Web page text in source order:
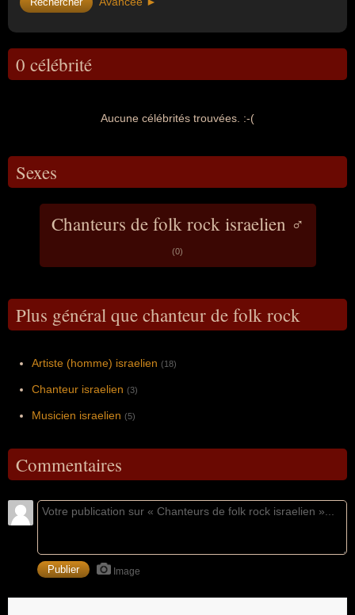
0 célébrité
Aucune célébrités trouvées. :-(
Sexes
Chanteurs de folk rock israelien ♂
(0)
Plus général que chanteur de folk rock
Artiste (homme) israelien (18)
Chanteur israelien (3)
Musicien israelien (5)
Commentaires
Image